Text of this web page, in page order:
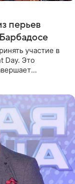
перьев
участие в
Day. Это